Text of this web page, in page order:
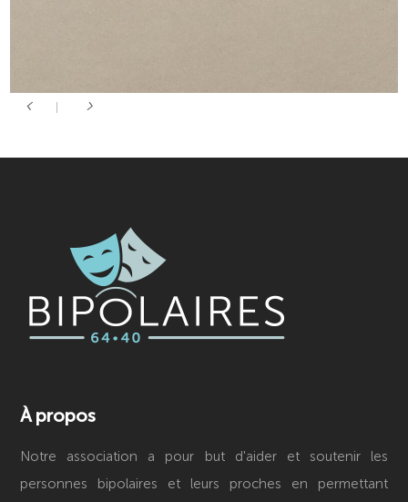
À propos
Notre association a pour but d'aider et soutenir les
personnes bipolaires et leurs proches en permettant